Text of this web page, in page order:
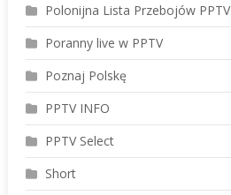
Polonijna Lista Przebojów PPTV
Poranny live w PPTV
Poznaj Polskę
PPTV INFO
PPTV Select
Short